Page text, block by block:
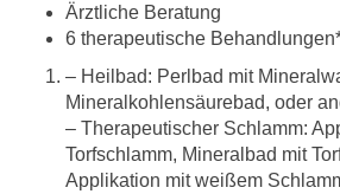
Ärztliche Beratung
6 therapeutische
– Heilbad: Perlbad mit
Mineralkohlensäurebad, oder
– Therapeutischer Schlamm:
Torfschlamm, Mineralbad mit
Applikation mit weißem